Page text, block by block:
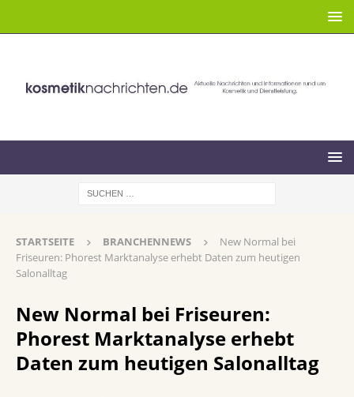
STARTSEITE BRANCHENNEWS
New Normal bei
Friseuren: Phorest Marktanalyse erhebt Daten zum heutigen
Salonalltag
New Normal bei Friseuren:
Phorest Marktanalyse erhebt
Daten zum heutigen Salonalltag